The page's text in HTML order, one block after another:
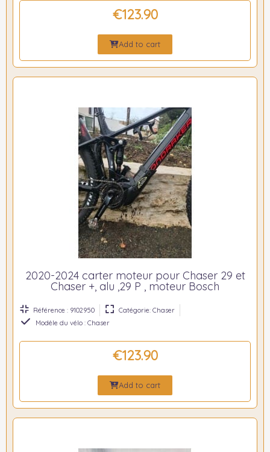
€123.90
Add to cart
2020-2024 carter moteur pour Chaser 29 et
Chaser +, alu ,29 P , moteur Bosch
Référence : 9102950
Catégorie: Chaser
Modèle du vélo : Chaser
€123.90
Add to cart